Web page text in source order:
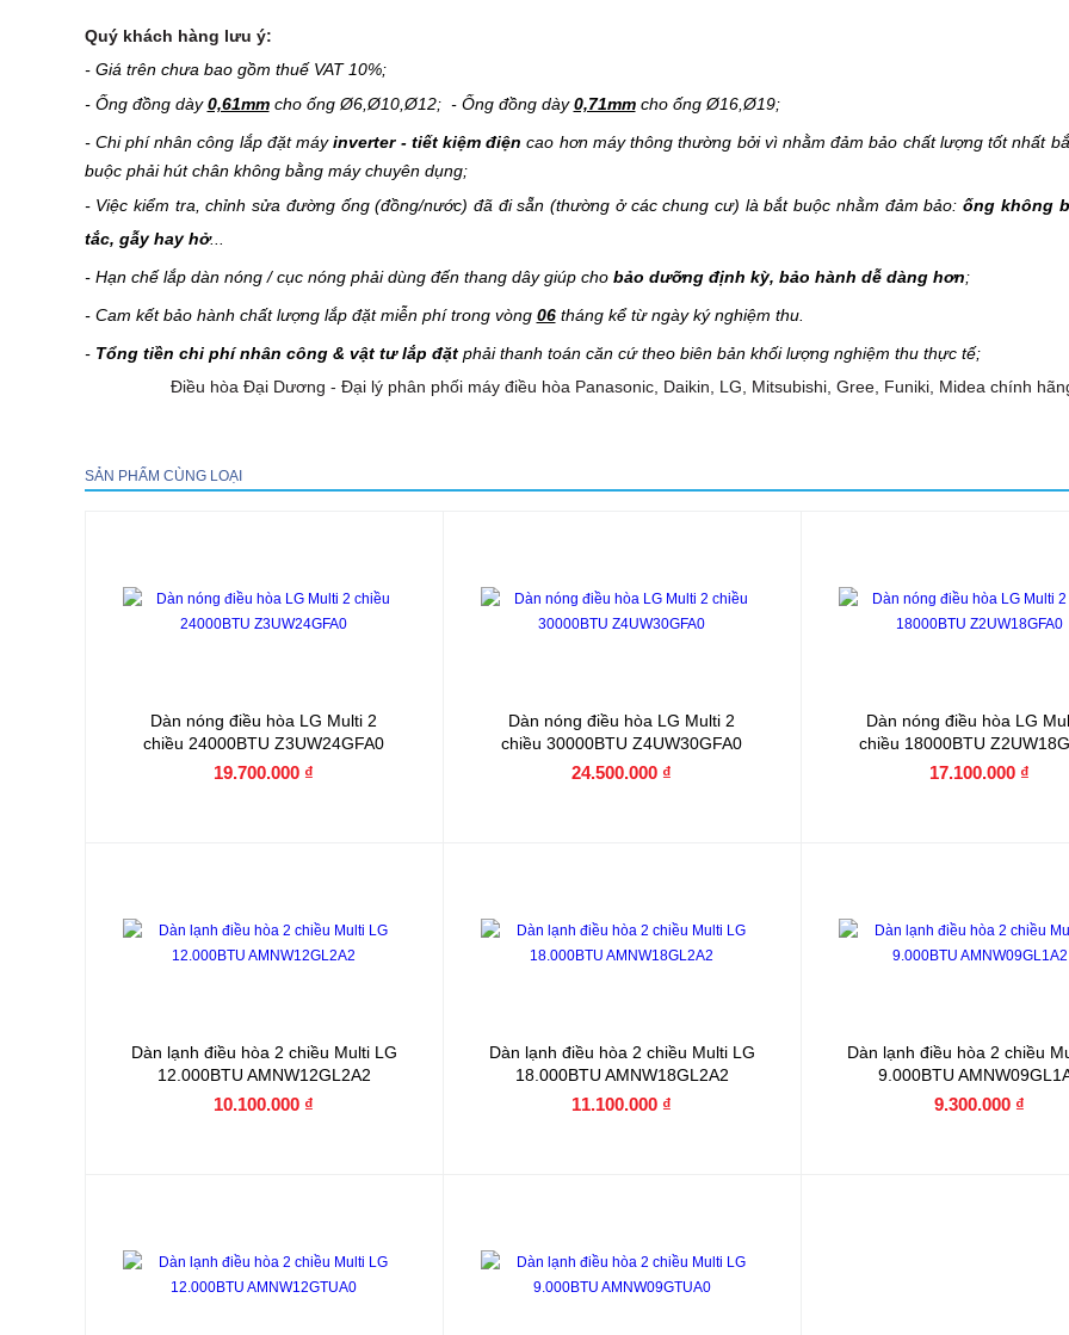
Quý khách hàng lưu ý:
- Giá trên chưa bao gồm thuế VAT 10%;
- Ống đồng dày0,61mmcho ống Ø6,Ø10,Ø12; - Ống đồng dày0,71mmcho ống Ø16,Ø19;
- Chi phí nhân công lắp đặt máyinverter - tiết kiệm điện cao hơn máy thông thường bởi vì nhằm đảm bảo chất lượng tốt nhất
buộc phải hút chân không bằng máy chuyên dụng;
- Việc kiểm tra, chỉnh sửa đường ống (đồng/nước) đã đi sẵn (thường ở các chung cư) là bắt buộc nhằm đảm bảo:ống không
tắc, gẫy hay hở...
- Hạn chế lắp dàn nóng / cục nóng phải dùng đến thang dây giúp chobảo dưỡng định kỳ, bảo hành dễ dàng hơn;
- Cam kết bảo hành chất lượng lắp đặt miễn phí trong vòng 06tháng kể từ ngày ký nghiệm thu.
- Tổng tiền chi phí nhân công & vật tư lắp đặtphải thanh toán căn cứ theo biên bản khối lượng nghiệm thu thực tế;
Điều hòa Đại Dương - Đại lý phân phối máy điều hòa Panasonic, Daikin, LG, Mitsubishi, Gree, Funiki, Midea chính
SẢN PHẨM CÙNG LOẠI
Dàn nóng điều hòa LG Multi 2
chiều 24000BTU Z3UW24GFA0
19.700.000 ₫
Dàn nóng điều hòa LG Multi 2
chiều 30000BTU Z4UW30GFA0
24.500.000 ₫
Dàn nóng điều hòa LG
chiều 18000BTU
17.100.000 ₫
Dàn lạnh điều hòa 2 chiều Multi LG
12.000BTU AMNW12GL2A2
10.100.000 ₫
Dàn lạnh điều hòa 2 chiều Multi LG
18.000BTU AMNW18GL2A2
11.100.000 ₫
Dàn lạnh điều hòa 2 chiều
9.000BTU
9.300.000 ₫